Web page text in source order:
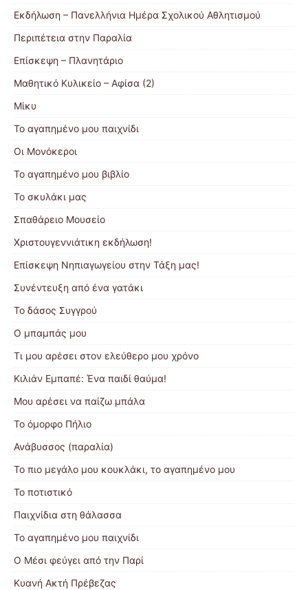
Εκδήλωση – Πανελλήνια Ημέρα Σχολικού Αθλητισμού
Περιπέτεια στην Παραλία
Επίσκεψη – Πλανητάριο
Μαθητικό Κυλικείο – Αφίσα (2)
Μίκυ
Το αγαπημένο μου παιχνίδι
Οι Μονόκεροι
Το αγαπημένο μου βιβλίο
Το σκυλάκι μας
Σπαθάρειο Μουσείο
Χριστουγεννιάτικη εκδήλωση!
Επίσκεψη Νηπιαγωγείου στην Τάξη μας!
Συνέντευξη από ένα γατάκι
Το δάσος Συγγρού
Ο μπαμπάς μου
Τι μου αρέσει στον ελεύθερο μου χρόνο
Κιλιάν Εμπαπέ: Ένα παιδί θαύμα!
Μου αρέσει να παίζω μπάλα
Το όμορφο Πήλιο
Ανάβυσσος (παραλία)
Το πιο μεγάλο μου κουκλάκι, το αγαπημένο μου
Το ποτιστικό
Παιχνίδια στη θάλασσα
Το αγαπημένο μου παιχνίδι
Ο Μέσι φεύγει από την Παρί
Κυανή Ακτή Πρέβεζας